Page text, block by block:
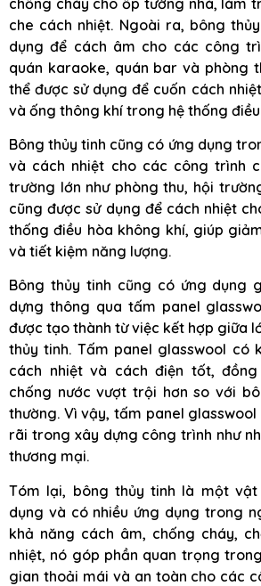
che cách nhiệt. Ngoài ra, bông
dụng để cách âm cho các công
quán karaoke, quán bar và phòng
thể được sử dụng để cuốn cách
và ống thông khí trong hệ thống
Bông thủy tinh cũng có ứng dụng
và cách nhiệt cho các công trình
trường lớn như phòng thu, hội
cũng được sử dụng để cách nhiệt
thống điều hòa không khí, giúp
và tiết kiệm năng lượng.
Bông thủy tinh cũng có ứng dụng
dựng thông qua tấm panel
được tạo thành từ việc kết hợp giữa
thủy tinh. Tấm panel glasswool có
cách nhiệt và cách điện tốt,
chống nước vượt trội hơn so với
thường. Vì vậy, tấm panel
rãi trong xây dựng công trình như
thương mại.
Tóm lại, bông thủy tinh là một vật
dụng và có nhiều ứng dụng trong
khả năng cách âm, chống cháy,
nhiệt, nó góp phần quan trọng
gian thoải mái và an toàn cho các